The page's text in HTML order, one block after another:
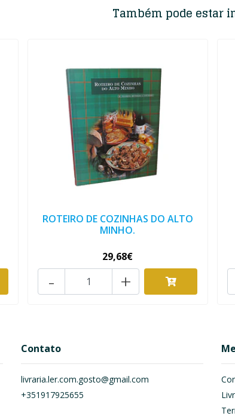
Também pode estar
ROTEIRO DE COZINHAS DO ALTO
MINHO.
29,68€
+
-
Contato
livraria.ler.com.gosto@gmail.com
+351917925655